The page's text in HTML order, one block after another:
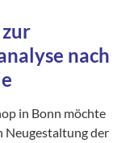
nach
in Bonn möchte
Neugestaltung der